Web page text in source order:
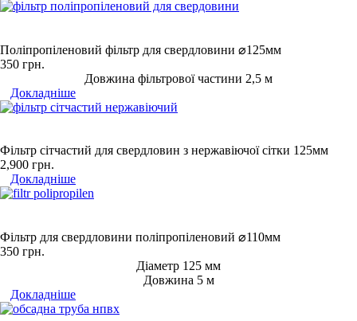
Поліпропіленовий фільтр для свердловини ⌀125мм
350 грн.
Довжина фільтрової частини 2,5 м
Докладніше
Фільтр сітчастий для свердловин з нержавіючої сітки 125мм
2,900 грн.
Докладніше
Фільтр для свердловини поліпропіленовий ⌀110мм
350 грн.
Діаметр 125 мм
Довжина 5 м
Докладніше